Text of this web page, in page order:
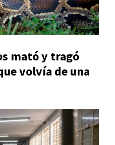
mató y tragó
volvía de una